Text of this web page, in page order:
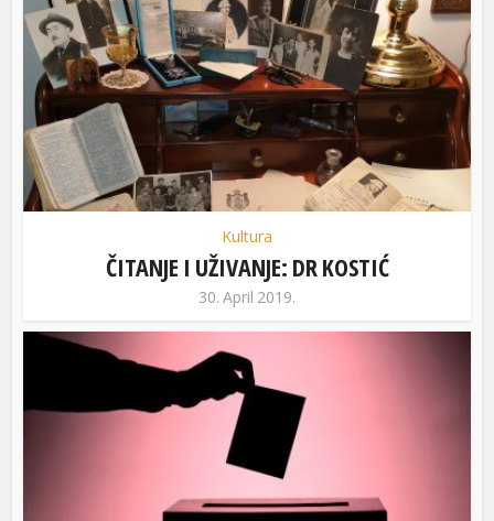
Kultura
ČITANJE I UŽIVANJE: DR KOSTIĆ
30. April 2019.